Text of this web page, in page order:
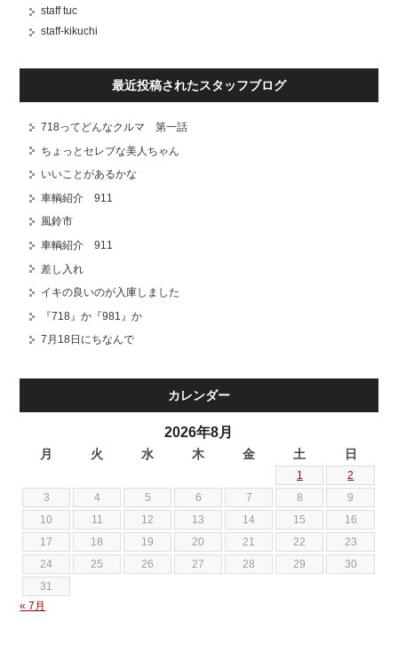
staff tuc
staff-kikuchi
最近投稿されたスタッフブログ
718ってどんなクルマ 第一話
ちょっとセレブな美人ちゃん
いいことがあるかな
車輌紹介 911
風鈴市
車輌紹介 911
差し入れ
イキの良いのが入庫しました
『718』か『981』か
7月18日にちなんで
カレンダー
2026年8月
月 火 水 木 金 土 日
1
2
3
4 5 6 7 8
9
10
11 12 13 14 15
16
17
18 19 20 21 22
23
24
25 26 27 28 29
30
31
« 7月